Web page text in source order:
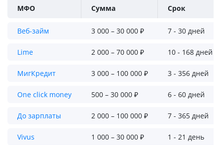
МФО Сумма Срок
Веб-займ 3 000 – 30 000 ₽ 7 - 30 дней
Lime 2 000 – 70 000 ₽ 10 - 168 дней
МигКредит 3 000 – 100 000 ₽ 3 - 356 дней
One click money 500 – 30 000 ₽ 6 - 60 дней
До зарплаты 2 000 – 100 000 ₽ 7 - 365 дней
Vivus 1 000 – 30 000 ₽ 1 - 21 день